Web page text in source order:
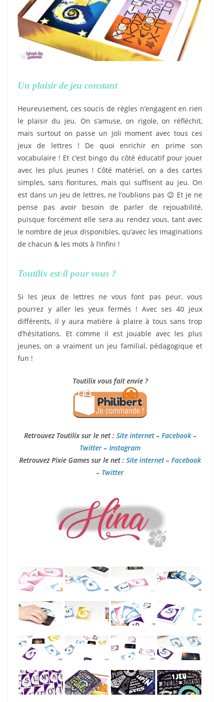
Un plaisir de jeu constant
Heureusement, ces soucis de règles n’engagent en rien
le plaisir du jeu. On s’amuse, on rigole, on réfléchit,
mais surtout on passe un joli moment avec tous ces
jeux de lettres ! De quoi enrichir en prime son
vocabulaire ! Et c’est bingo du côté éducatif pour jouer
avec les plus jeunes ! Côté matériel, on a des cartes
simples, sans fioritures, mais qui suffisent au jeu. On
est dans un jeu de lettres, ne l’oublions pas 😉 Et je ne
pense pas avoir besoin de parler de rejouabilité,
puisque forcément elle sera au rendez vous, tant avec
le nombre de jeux disponibles, qu’avec les imaginations
de chacun & les mots à l’infini !
Toutilix est-il pour vous ?
Si les jeux de lettres ne vous font pas peur, vous
pourrez y aller les yeux fermés ! Avec ses 40 jeux
différents, il y aura matière à plaire à tous sans trop
d’hésitations. Et comme il est jouable avec les plus
jeunes, on a vraiment un jeu familial, pédagogique et
fun !
Toutilix vous fait envie ?
Retrouvez Toutilix sur le net : Site internet– Facebook–
Twitter – Instagram
Retrouvez Pixie Games sur le net : Site internet– Facebook
– Twitter